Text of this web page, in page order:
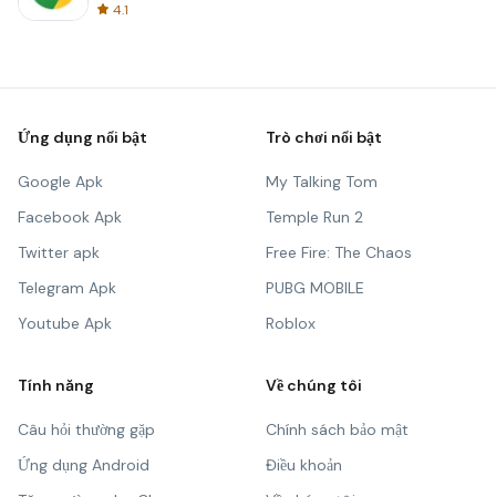
4.1
Ứng dụng nổi bật
Google Apk
Facebook Apk
Twitter apk
Telegram Apk
Youtube Apk
Trò chơi nổi bật
My Talking Tom
Temple Run 2
Free Fire: The Chaos
PUBG MOBILE
Roblox
Tính năng
Câu hỏi thường gặp
Ứng dụng Android
Về chúng tôi
Chính sách bảo mật
Điều khoản